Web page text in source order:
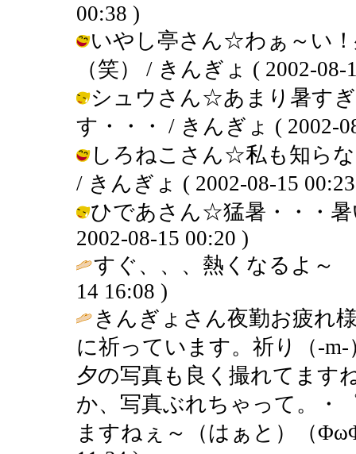
00:38 )
いやし亭さん☆わぁ～い
（笑） / きんぎょ ( 2002-08-
シュウさん☆あまり暑す
す・・・ / きんぎょ ( 2002-
しろねこさん☆私も知ら
/ きんぎょ ( 2002-08-15
ひであさん☆猛暑・・・
2002-08-15 00:20 )
すぐ、、、熱くな
14 16:08 )
きんぎょさん夜勤お疲れ
に祈っています。祈り（-
夕の写真も良く撮れてます
か、写真ぶれちゃって。・
ますねぇ～（はぁと）（